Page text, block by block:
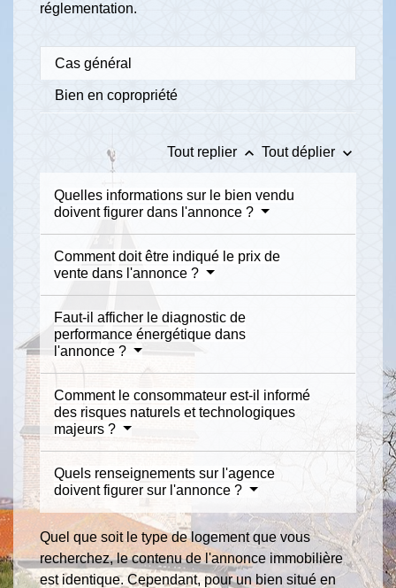
réglementation.
Cas général
Bien en copropriété
Tout replier keyboard_arrow_up Tout déplier keyboard_arrow_down
Quelles informations sur le bien vendu
doivent figurer dans l'annonce ?
Comment doit être indiqué le prix de
vente dans l'annonce ?
Faut-il afficher le diagnostic de
performance énergétique dans
l'annonce ?
Comment le consommateur est-il informé
des risques naturels et technologiques
majeurs ?
Quels renseignements sur l'agence
doivent figurer sur l'annonce ?
Quel que soit le type de logement que vous
recherchez, le contenu de l'annonce immobilière
est identique. Cependant, pour un bien situé en